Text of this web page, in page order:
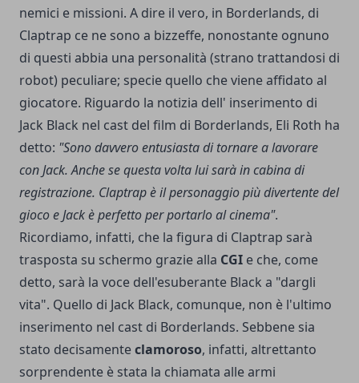
nemici e missioni. A dire il vero, in Borderlands, di
Claptrap ce ne sono a bizzeffe, nonostante ognuno
di questi abbia una personalità (strano trattandosi di
robot) peculiare; specie quello che viene affidato al
giocatore. Riguardo la notizia dell' inserimento di
Jack Black nel cast del film di Borderlands, Eli Roth ha
detto: "Sono davvero entusiasta di tornare a lavorare
con Jack. Anche se questa volta lui sarà in cabina di
registrazione. Claptrap è il personaggio più divertente del
gioco e Jack è perfetto per portarlo al cinema".
Ricordiamo, infatti, che la figura di Claptrap sarà
trasposta su schermo grazie alla CGI e che, come
detto, sarà la voce dell'esuberante Black a "dargli
vita". Quello di Jack Black, comunque, non è l'ultimo
inserimento nel cast di Borderlands. Sebbene sia
stato decisamenteclamoroso, infatti, altrettanto
sorprendente è stata la chiamata alle armi